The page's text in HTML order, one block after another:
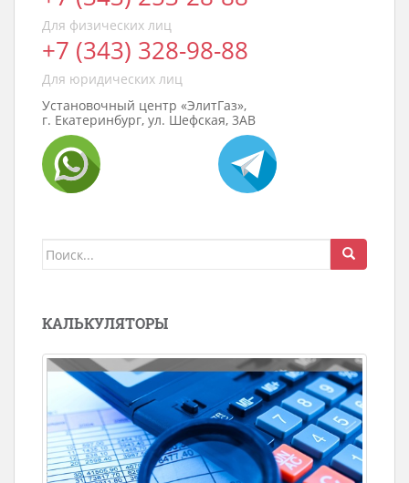
Для физических лиц
+7 (343) 328-98-88
Для юридических лиц
Установочный центр «ЭлитГаз»,
г. Екатеринбург, ул. Шефская, 3АВ
Поиск
КАЛЬКУЛЯТОРЫ